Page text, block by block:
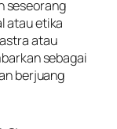
seseorang
atau etika
atau
sebagai
berjuang